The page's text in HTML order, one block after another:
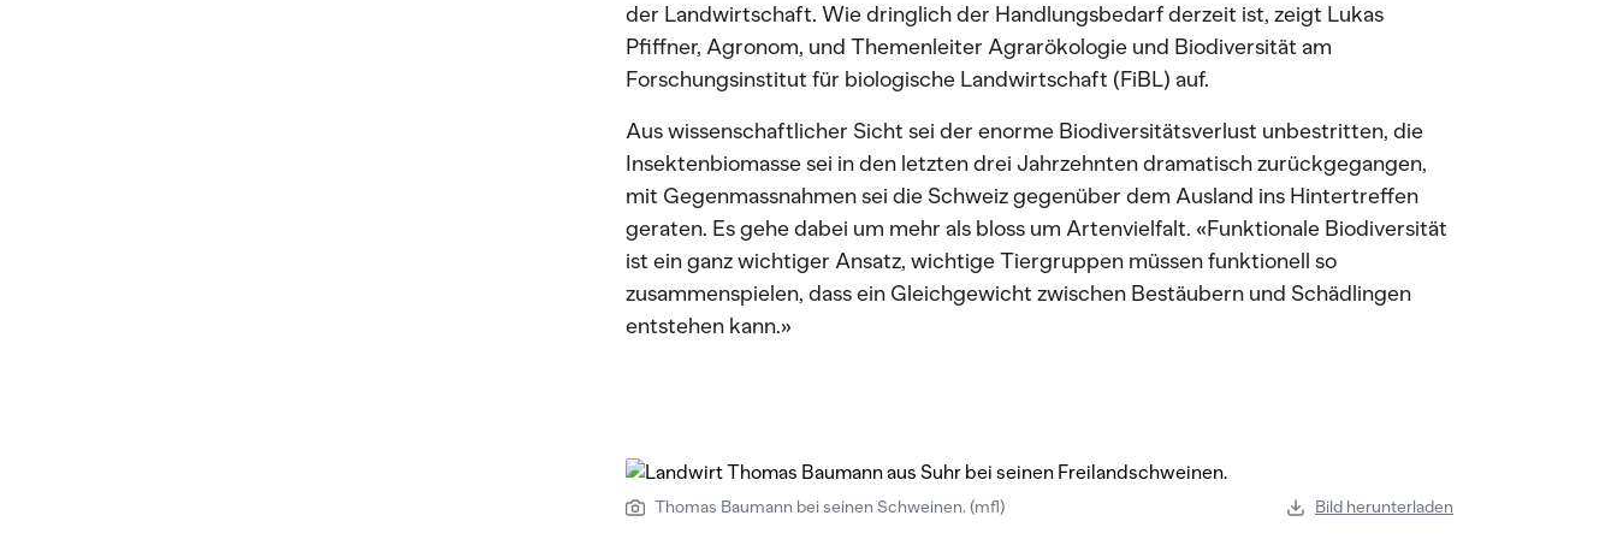
der Landwirtschaft. Wie dringlich der Handlungsbedarf derzeit ist, zeigt Lukas
Pfiffner, Agronom, und Themenleiter Agrarökologie und Biodiversität am
Forschungsinstitut für biologische Landwirtschaft (FiBL) auf.
Aus wissenschaftlicher Sicht sei der enorme Biodiversitätsverlust unbestritten, die
Insektenbiomasse sei in den letzten drei Jahrzehnten dramatisch zurückgegangen,
mit Gegenmassnahmen sei die Schweiz gegenüber dem Ausland ins Hintertreffen
geraten. Es gehe dabei um mehr als bloss um Artenvielfalt. «Funktionale Biodiversität
ist ein ganz wichtiger Ansatz, wichtige Tiergruppen müssen funktionell so
zusammenspielen, dass ein Gleichgewicht zwischen Bestäubern und Schädlingen
entstehen kann.»
Thomas Baumann bei seinen Schweinen. (mfl) Bild herunterladen